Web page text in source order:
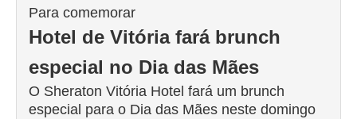
Para comemorar
Hotel de Vitória fará brunch
especial no Dia das Mães
O Sheraton Vitória Hotel fará um brunch
especial para o Dia das Mães neste domingo